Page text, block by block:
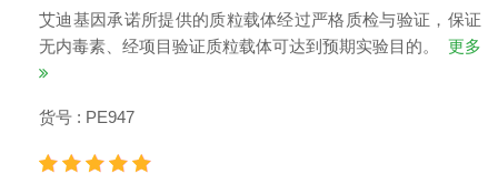
艾迪基因承诺所提供的质粒载体经过严格质检与验证，保证
无内毒素、经项目验证质粒载体可达到预期实验目的。
更多
货号 : PE947